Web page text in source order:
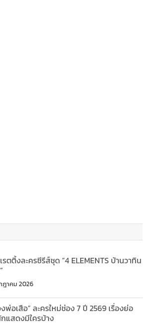
รตติ้งละครซีรีส์ชุด “4 ELEMENTS บ้านวาทิน
ฎาคม 2026
พ่อเสือ” ละครใหม่ช่อง 7 ปี 2569 เรื่องย่อ
แสดงมีใครบ้าง